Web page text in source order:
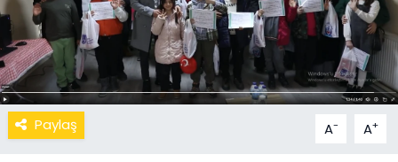
Paylaş A- A+